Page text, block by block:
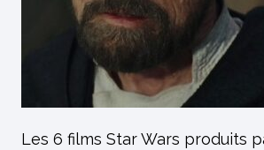
Les 6 films Star Wars produits